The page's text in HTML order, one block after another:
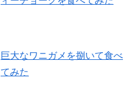
巨大なワニガメを捌いて食べ
てみた